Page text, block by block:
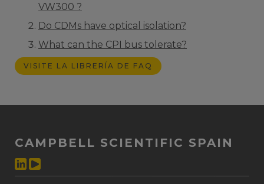
VW300 ?
Do CDMs have optical isolation?
What can the CPI bus tolerate?
VISITE LA LIBRERÍA DE FAQ
CAMPBELL SCIENTIFIC SPAIN